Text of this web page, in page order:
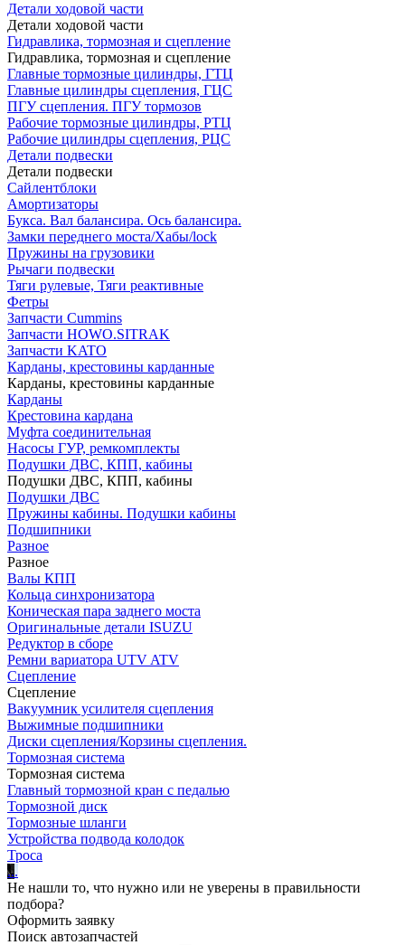
Детали ходовой части
Детали ходовой части
Гидравлика, тормозная и сцепление
Гидравлика, тормозная и сцепление
Главные тормозные цилиндры, ГТЦ
Главные цилиндры сцепления, ГЦС
ПГУ сцепления. ПГУ тормозов
Рабочие тормозные цилиндры, РТЦ
Рабочие цилиндры сцепления, РЦС
Детали подвески
Детали подвески
Cайлентблоки
Амортизаторы
Букса. Вал балансира. Ось балансира.
Замки переднего моста/Хабы/lock
Пружины на грузовики
Рычаги подвески
Тяги рулевые, Тяги реактивные
Фетры
Запчасти Cummins
Запчасти HOWO.SITRAK
Запчасти KATO
Карданы, крестовины карданные
Карданы, крестовины карданные
Карданы
Крестовина кардана
Муфта соединительная
Насосы ГУР, ремкомплекты
Подушки ДВС, КПП, кабины
Подушки ДВС, КПП, кабины
Подушки ДВС
Пружины кабины. Подушки кабины
Подшипники
Разное
Разное
Валы КПП
Кольца синхронизатора
Коническая пара заднего моста
Оригинальные детали ISUZU
Редуктор в сборе
Ремни вариатора UTV ATV
Сцепление
Сцепление
Вакуумник усилителя сцепления
Выжимные подшипники
Диски сцепления/Корзины сцепления.
Тормозная система
Тормозная система
Главный тормозной кран с педалью
Тормозной диск
Тормозные шланги
Устройства подвода колодок
Троса
...
Не нашли то, что нужно или не уверены в правильности
подбора?
Оформить заявку
Поиск автозапчастей